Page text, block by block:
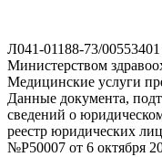
Л041-01188-73/
Министерством
Медицинские услуги
Данные документа,
сведений о
реестр юридических
№Р50007 от 6 октября